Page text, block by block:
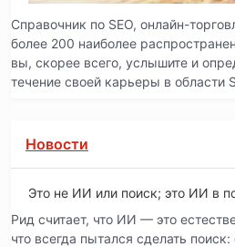
Справочник по SEO, онлайн-
более 200 наиболее
вы, скорее всего, услышите и
течение своей карьеры в области
Новости
Это не ИИ или поиск; это ИИ в
Рид считает, что ИИ — это
что всегда пытался сделать поиск: